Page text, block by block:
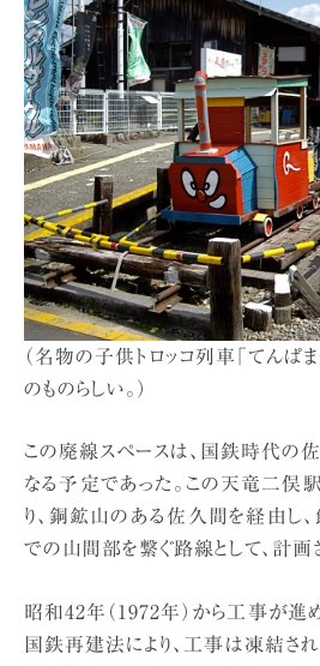
（名物の子供トロッコ列車「てんぱ
のものらしい。）
この廃線スペースは、国鉄時代の
なる予定であった。この天竜二俣
り、銅鉱山のある佐久間を経由し
での山間部を繋ぐ路線として、計画
昭和42年（1972年）から工事が進
国鉄再建法により、工事は凍結さ